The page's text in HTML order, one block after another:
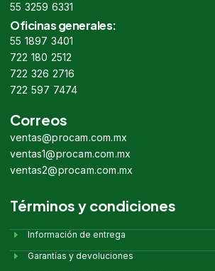
55 3259 6331
Oficinas generales:
55 1897 3401
722 180 2512
722 326 2716
722 597 7474
Correos
ventas@procam.com.mx
ventas1@procam.com.mx
ventas2@procam.com.mx
Términos y condiciones
Información de entrega
Garantías y devoluciones